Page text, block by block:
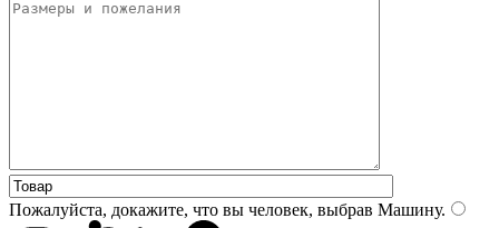
Пожалуйста, докажите, что вы человек, выбрав Машину.